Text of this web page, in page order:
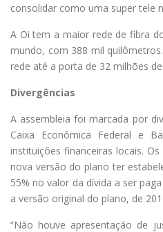
consolidar como uma super tele
A Oi tem a maior rede de fibra
mundo, com 388 mil
rede até a porta de 32 milhões
Divergências
A assembleia foi marcada por
Caixa Econômica Federal e
instituições financeiras locais.
nova versão do plano ter
55% no valor da dívida a ser
a versão original do plano, de
“Não houve apresentação de